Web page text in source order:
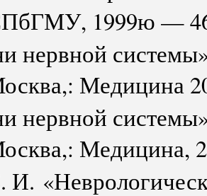
1999ю —
нервной
Медицина
нервной
Медицина,
И.